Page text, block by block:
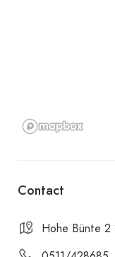
Contact
Hohe Bünte 2